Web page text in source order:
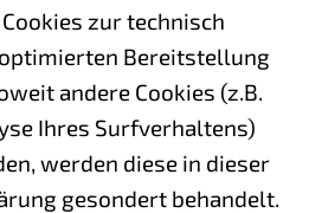
zur technisch
Bereitstellung
andere Cookies (z.B.
Ihres Surfverhaltens)
werden diese in dieser
gesondert behandelt.